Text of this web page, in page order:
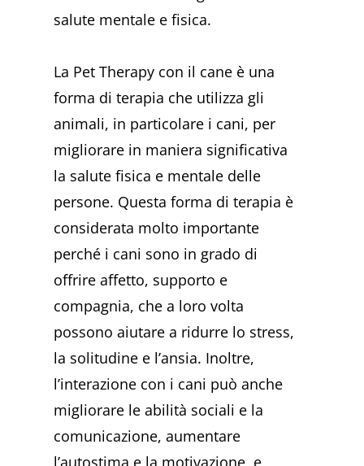
salute mentale e fisica.
La Pet Therapy con il cane è una
forma di terapia che utilizza gli
animali, in particolare i cani, per
migliorare in maniera significativa
la salute fisica e mentale delle
persone. Questa forma di terapia è
considerata molto importante
perché i cani sono in grado di
offrire affetto, supporto e
compagnia, che a loro volta
possono aiutare a ridurre lo stress,
la solitudine e l’ansia. Inoltre,
l’interazione con i cani può anche
migliorare le abilità sociali e la
comunicazione, aumentare
l’autostima e la motivazione, e